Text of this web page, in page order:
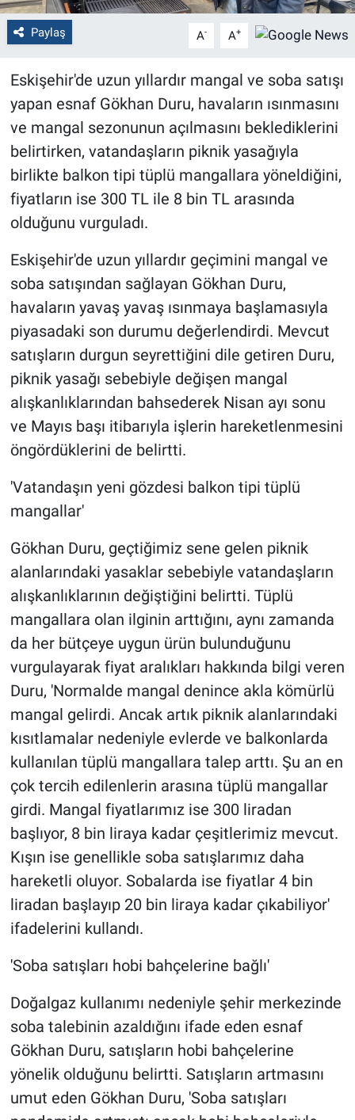
Paylaş A- A+
Eskişehir'de uzun yıllardır mangal ve soba satışı
yapan esnaf Gökhan Duru, havaların ısınmasını
ve mangal sezonunun açılmasını beklediklerini
belirtirken, vatandaşların piknik yasağıyla
birlikte balkon tipi tüplü mangallara yöneldiğini,
fiyatların ise 300 TL ile 8 bin TL arasında
olduğunu vurguladı.
Eskişehir'de uzun yıllardır geçimini mangal ve
soba satışından sağlayan Gökhan Duru,
havaların yavaş yavaş ısınmaya başlamasıyla
piyasadaki son durumu değerlendirdi. Mevcut
satışların durgun seyrettiğini dile getiren Duru,
piknik yasağı sebebiyle değişen mangal
alışkanlıklarından bahsederek Nisan ayı sonu
ve Mayıs başı itibarıyla işlerin hareketlenmesini
öngördüklerini de belirtti.
'Vatandaşın yeni gözdesi balkon tipi tüplü
mangallar'
Gökhan Duru, geçtiğimiz sene gelen piknik
alanlarındaki yasaklar sebebiyle vatandaşların
alışkanlıklarının değiştiğini belirtti. Tüplü
mangallara olan ilginin arttığını, aynı zamanda
da her bütçeye uygun ürün bulunduğunu
vurgulayarak fiyat aralıkları hakkında bilgi veren
Duru, 'Normalde mangal denince akla kömürlü
mangal gelirdi. Ancak artık piknik alanlarındaki
kısıtlamalar nedeniyle evlerde ve balkonlarda
kullanılan tüplü mangallara talep arttı. Şu an en
çok tercih edilenlerin arasına tüplü mangallar
girdi. Mangal fiyatlarımız ise 300 liradan
başlıyor, 8 bin liraya kadar çeşitlerimiz mevcut.
Kışın ise genellikle soba satışlarımız daha
hareketli oluyor. Sobalarda ise fiyatlar 4 bin
liradan başlayıp 20 bin liraya kadar çıkabiliyor'
ifadelerini kullandı.
'Soba satışları hobi bahçelerine bağlı'
Doğalgaz kullanımı nedeniyle şehir merkezinde
soba talebinin azaldığını ifade eden esnaf
Gökhan Duru, satışların hobi bahçelerine
yönelik olduğunu belirtti. Satışların artmasını
umut eden Gökhan Duru, 'Soba satışları
Magazin